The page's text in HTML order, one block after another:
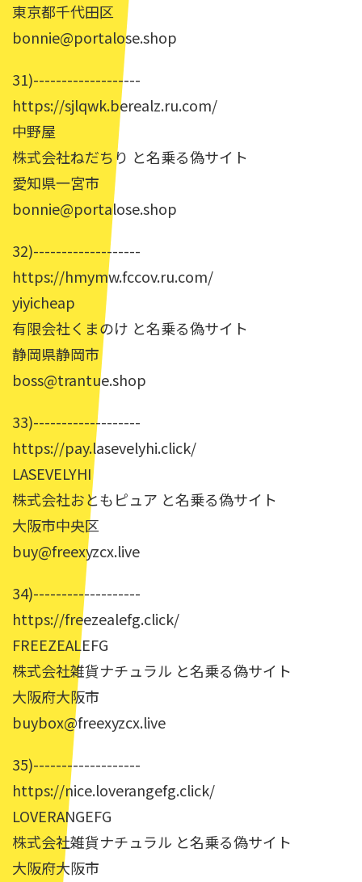
東京都千代田区
bonnie@portalose.shop
31)-------------------
https://sjlqwk.berealz.ru.com/
中野屋
株式会社ねだちり と名乗る偽サイト
愛知県一宮市
bonnie@portalose.shop
32)-------------------
https://hmymw.fccov.ru.com/
yiyicheap
有限会社くまのけ と名乗る偽サイト
静岡県静岡市
boss@trantue.shop
33)-------------------
https://pay.lasevelyhi.click/
LASEVELYHI
株式会社おともピュア と名乗る偽サイト
大阪市中央区
buy@freexyzcx.live
34)-------------------
https://freezealefg.click/
FREEZEALEFG
株式会社雑貨ナチュラル と名乗る偽サイト
大阪府大阪市
buybox@freexyzcx.live
35)-------------------
https://nice.loverangefg.click/
LOVERANGEFG
株式会社雑貨ナチュラル と名乗る偽サイト
大阪府大阪市